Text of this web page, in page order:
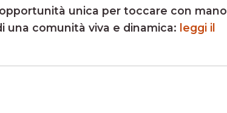
unica per toccare con mano
una comunità viva e dinamica: leggi il